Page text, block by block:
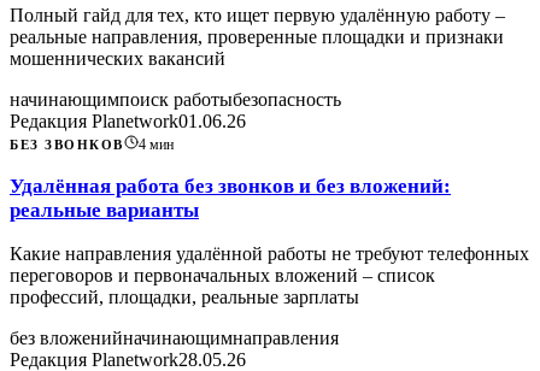
Полный гайд для тех, кто ищет первую удалённую работу –
реальные направления, проверенные площадки и признаки
мошеннических вакансий
начинающимпоиск работыбезопасность
Редакция Planetwork01.06.26
БЕЗ ЗВОНКОВ 4мин
Удалённая работа без звонков и без вложений:
реальные варианты
Какие направления удалённой работы не требуют телефонных
переговоров и первоначальных вложений – список
профессий, площадки, реальные зарплаты
без вложенийначинающимнаправления
Редакция Planetwork28.05.26